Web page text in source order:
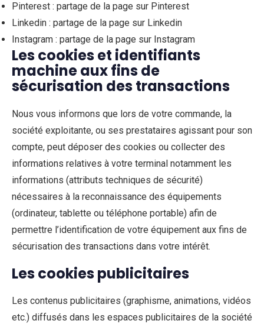
Pinterest : partage de la page sur Pinterest
Linkedin : partage de la page sur Linkedin
Instagram : partage de la page sur Instagram
Les cookies et identifiants
machine aux fins de
sécurisation des transactions
Nous vous informons que lors de votre commande, la
société exploitante, ou ses prestataires agissant pour son
compte, peut déposer des cookies ou collecter des
informations relatives à votre terminal notamment les
informations (attributs techniques de sécurité)
nécessaires à la reconnaissance des équipements
(ordinateur, tablette ou téléphone portable) afin de
permettre l’identification de votre équipement aux fins de
sécurisation des transactions dans votre intérêt.
Les cookies publicitaires
Les contenus publicitaires (graphisme, animations, vidéos
etc.) diffusés dans les espaces publicitaires de la société